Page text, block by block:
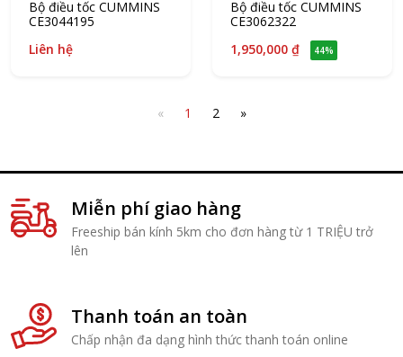
Bộ điều tốc CUMMINS
CE3044195
Liên hệ
Bộ điều tốc CUMMINS
CE3062322
1,950,000 ₫
44%
« 1 2 »
Miễn phí giao hàng
Freeship bán kính 5km cho đơn hàng từ 1 TRIỆU trở
lên
Thanh toán an toàn
Chấp nhận đa dạng hình thức thanh toán online